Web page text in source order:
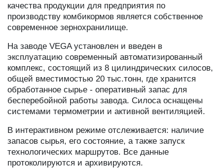
качества продукции для предприятия по
производству комбикормов является собственное
современное зернохранилище.
На заводе VEGA установлен и введен в
эксплуатацию современный автоматизированный
комплекс, состоящий из 8 цилиндрических силосов,
общей вместимостью 20 тыс.тонн, где хранится
обработанное сырье - оперативный запас для
бесперебойной работы завода. Силоса оснащены
системами термометрии и активной вентиляцией.
В интерактивном режиме отслеживается: наличие
запасов сырья, его состояние, а также запуск
технологических маршрутов. Все данные
протоколируются и архивируются.